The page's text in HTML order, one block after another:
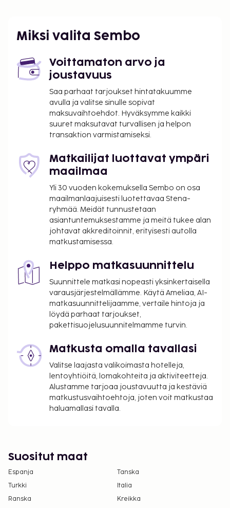
Miksi valita Sembo
Voittamaton arvo ja
joustavuus
Saa parhaat tarjoukset hintatakuumme
avulla ja valitse sinulle sopivat
maksuvaihtoehdot. Hyväksymme kaikki
suuret maksutavat turvallisen ja helpon
transaktion varmistamiseksi.
Matkailijat luottavat ympäri
maailmaa
Yli 30 vuoden kokemuksella Sembo on osa
maailmanlaajuisesti luotettavaa Stena-
ryhmää. Meidät tunnustetaan
asiantuntemuksestamme ja meitä tukee alan
johtavat akkreditoinnit, erityisesti autolla
matkustamisessa.
Helppo matkasuunnittelu
Suunnittele matkasi nopeasti yksinkertaisella
varausjärjestelmällämme. Käytä Ameliaa, AI-
matkasuunnittelijaamme, vertaile hintoja ja
löydä parhaat tarjoukset,
pakettisuojelusuunnitelmamme turvin.
Matkusta omalla tavallasi
Valitse laajasta valikoimasta hotelleja,
lentoyhtiöitä, lomakohteita ja aktiviteetteja.
Alustamme tarjoaa joustavuutta ja kestäviä
matkustusvaihtoehtoja, joten voit matkustaa
haluamallasi tavalla.
Suositut maat
Espanja
Tanska
Turkki
Italia
Ranska
Kreikka